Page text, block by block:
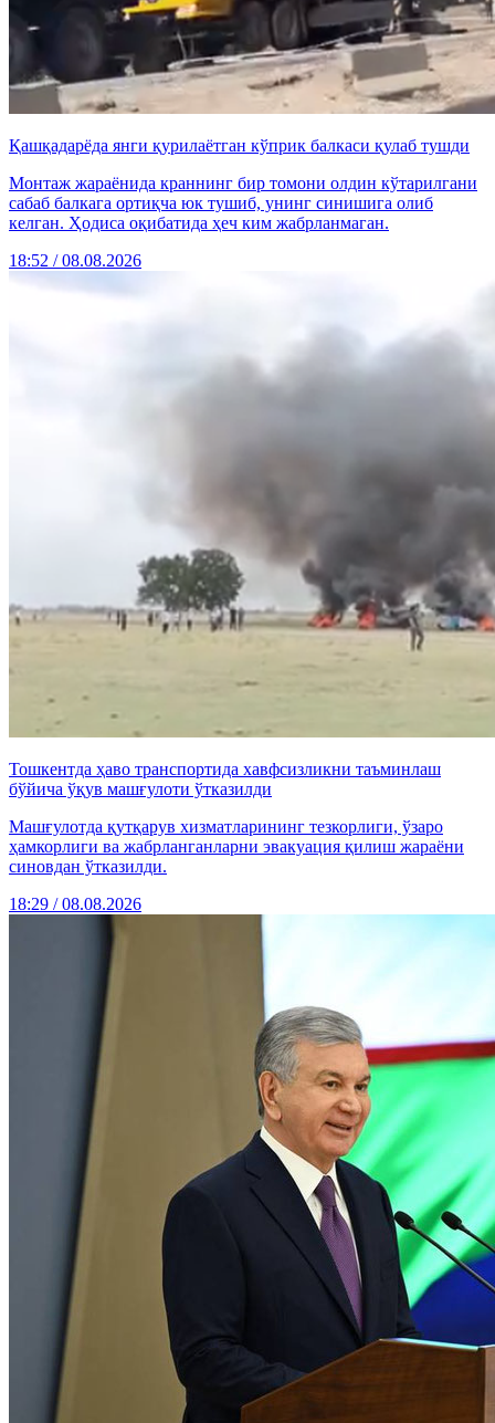
Қашқадарёда янги қурилаётган кўприк балкаси қулаб тушди
Монтаж жараёнида краннинг бир томони олдин кўтарилгани
сабаб балкага ортиқча юк тушиб, унинг синишига олиб
келган. Ҳодиса оқибатида ҳеч ким жабрланмаган.
18:52 / 08.08.2026
Тошкентда ҳаво транспортида хавфсизликни таъминлаш
бўйича ўқув машғулоти ўтказилди
Машғулотда қутқарув хизматларининг тезкорлиги, ўзаро
ҳамкорлиги ва жабрланганларни эвакуация қилиш жараёни
синовдан ўтказилди.
18:29 / 08.08.2026